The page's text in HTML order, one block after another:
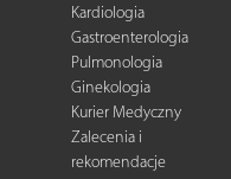
Kardiologia
Gastroenterologia
Pulmonologia
Ginekologia
Kurier Medyczny
Zalecenia i
rekomendacje